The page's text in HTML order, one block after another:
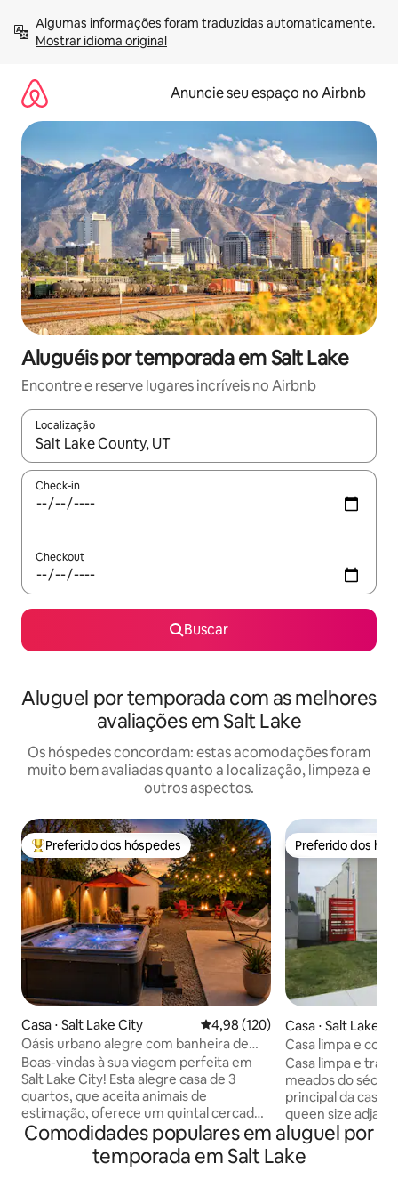
para
Mostrar idioma original
Anuncie seu espaço no Airbnb
Aluguéis por temporada em Salt Lake
Encontre e reserve lugares incríveis no Airbnb
Localização
Quando os resultados estiverem disponíveis, explore-os
Check-in
Checkout
Buscar
Aluguel por temporada com as melhores
avaliações em Salt Lake
Os hóspedes concordam: estas acomodações foram
muito bem avaliadas quanto a localização, limpeza e
outros aspectos.
Entre os melhores preferidos dos hóspedes
Preferido dos hóspedes
Casa ⋅ Salt Lake City 4,98 de uma avaliação média de
4,98 (120)
Oásis urbano alegre com banheira de
hidromassagem, churrasco e lareira
externa!
Boas-vindas à sua viagem perfeita em
Salt Lake City! Esta alegre casa de 3
quartos, que aceita animais de
estimação, oferece um quintal cercado,
cozinha totalmente abastecida e bar de
café completo com grãos de café
frescos! Localizado em um bairro
Preferido dos
Preferido dos
Casa ⋅ Salt Lake
Casa limpa e
montanhas e da
Casa limpa e
meados do
principal da casa.
queen size
banheira e
abastecida -
Geotérmica,
Comodidades populares em aluguel por
temporada em Salt Lake